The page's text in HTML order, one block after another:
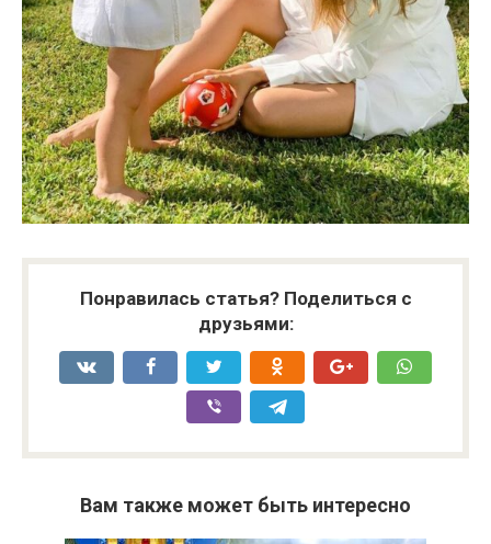
Понравилась статья? Поделиться с
друзьями:
Вам также может быть интересно